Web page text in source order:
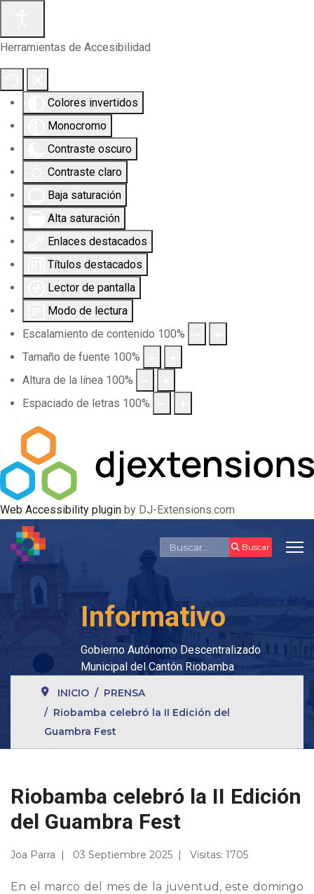
Herramientas de Accesibilidad
Colores invertidos
Monocromo
Contraste oscuro
Contraste claro
Baja saturación
Alta saturación
Enlaces destacados
Títulos destacados
Lector de pantalla
Modo de lectura
Escalamiento de contenido 100%
Tamaño de fuente 100%
Altura de la línea 100%
Espaciado de letras 100%
Web Accessibility plugin by DJ-Extensions.com
Buscar Buscar
Informativo
Gobierno Autónomo Descentralizado
Municipal del Cantón Riobamba
INICIO
PRENSA
Riobamba celebró la II Edición del
Guambra Fest
Riobamba celebró la II Edición
del Guambra Fest
Joa Parra 03 Septiembre 2025 Visitas: 1705
En el marco del mes de la juventud, este domingo